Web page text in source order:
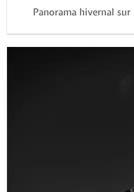
Panorama hivernal